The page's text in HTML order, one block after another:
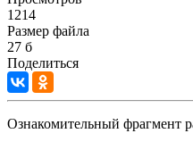
1214
Размер файла
27 б
Поделиться
Ознакомительный фрагмент